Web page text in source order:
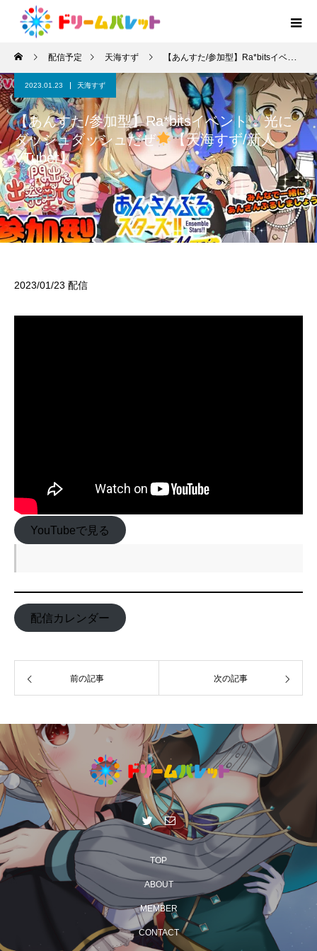
配信予定 天海すず 【あんすた/参加型】Ra*bitsイベント
2023.01.23 天海すず
【あんすた/参加型】Ra*bitsイベント
光に
ダッシュダッシュだぜ
【天海すず/新人
VTuber】
2023/01/23 配信
YouTubeで見る
配信カレンダー
前の記事 次の記事
TOP
ABOUT
MEMBER
CONTACT